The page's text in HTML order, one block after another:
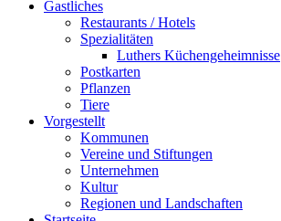
Gastliches
Restaurants / Hotels
Spezialitäten
Luthers Küchengeheimnisse
Postkarten
Pflanzen
Tiere
Vorgestellt
Kommunen
Vereine und Stiftungen
Unternehmen
Kultur
Regionen und Landschaften